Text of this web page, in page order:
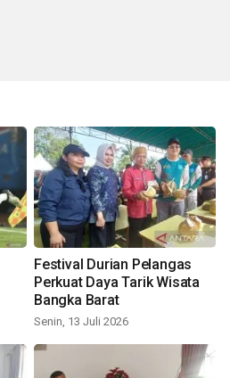
Festival Durian Pelangas
Perkuat Daya Tarik Wisata
Bangka Barat
Senin, 13 Juli 2026